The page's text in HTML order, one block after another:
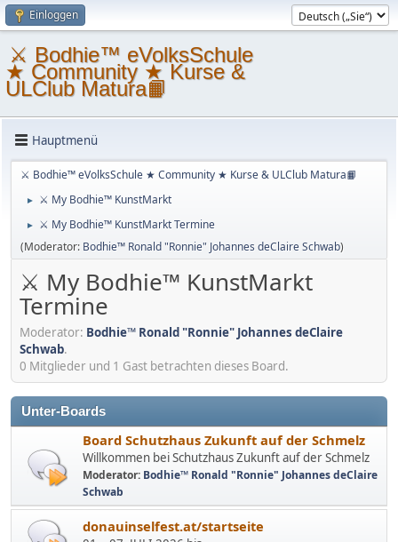
Einloggen
⚔ Bodhie™ eVolksSchule
★ Community ★ Kurse &
ULClub Matura📙
Hauptmenü
⚔ Bodhie™ eVolksSchule ★ Community ★ Kurse & ULClub Matura📙
► ⚔ My Bodhie™ KunstMarkt
►
⚔ My Bodhie™ KunstMarkt Termine
(Moderator: Bodhie™ Ronald "Ronnie" Johannes deClaire Schwab)
⚔ My Bodhie™ KunstMarkt
Termine
Moderator: Bodhie™ Ronald "Ronnie" Johannes deClaire
Schwab.
0 Mitglieder und 1 Gast betrachten dieses Board.
Unter-Boards
Board Schutzhaus Zukunft auf der Schmelz
Willkommen bei Schutzhaus Zukunft auf der Schmelz
Moderator: Bodhie™ Ronald "Ronnie" Johannes deClaire
Schwab
donauinselfest.at/startseite